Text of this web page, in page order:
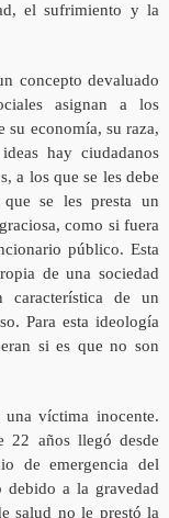
el sufrimiento y la
concepto devaluado
asignan a los
su economía, su raza,
hay ciudadanos
a los que se les debe
se les presta un
como si fuera
público. Esta
de una sociedad
característica de un
Para esta ideología
si es que no son
víctima inocente.
22 años llegó desde
de emergencia del
debido a la gravedad
salud no le prestó la